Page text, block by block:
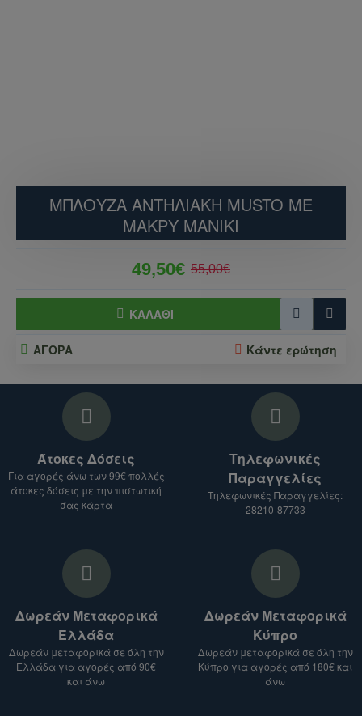
ΜΠΛΟΥΖΑ ΑΝΤΗΛΙΑΚΗ MUSTO ΜΕ
ΜΑΚΡΥ ΜΑΝΙΚΙ
49,50€ 55,00€
ΚΑΛΆΘΙ
ΑΓΟΡΑ Κάντε ερώτηση
Άτοκες Δόσεις
Για αγορές άνω των 99€ πολλές
άτοκες δόσεις με την πιστωτική
σας κάρτα
Τηλεφωνικές
Παραγγελίες
Τηλεφωνικές Παραγγελίες:
28210-87733
Δωρεάν Μεταφορικά
Ελλάδα
Δωρεάν μεταφορικά σε όλη την
Ελλάδα για αγορές από 90€
και άνω
Δωρεάν Μεταφορικά
Κύπρο
Δωρεάν μεταφορικά σε όλη την
Κύπρο για αγορές από 180€ και
άνω